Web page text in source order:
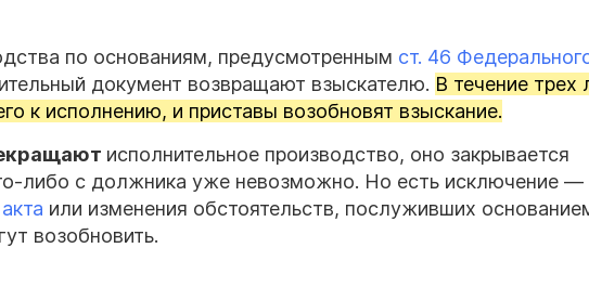
по основаниям, предусмотренным ст. 46
документ возвращают взыскателю. В течение трех
к исполнению, и приставы возобновят взыскание.
исполнительное производство, оно закрывается
либо с должника уже невозможно. Но есть исключение —
или изменения обстоятельств, послуживших
возобновить.